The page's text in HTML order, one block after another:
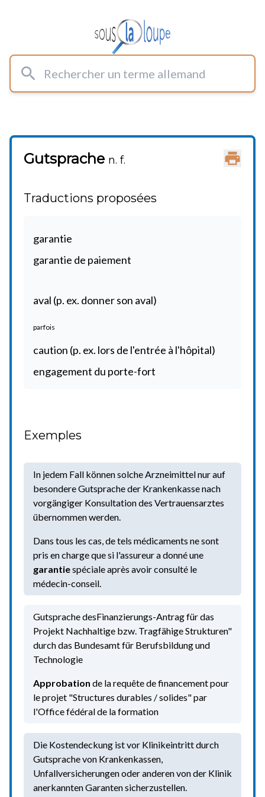
Rechercher un terme allemand
Gutsprache n. f.
Traductions proposées
garantie
garantie de paiement
aval (p. ex. donner son aval)
parfois
caution (p. ex. lors de l'entrée à l'hôpital)
engagement du porte-fort
Exemples
In jedem Fall können solche Arzneimittel nur auf
besondere Gutsprache der Krankenkasse nach
vorgängiger Konsultation des Vertrauensarztes
übernommen werden.
Dans tous les cas, de tels médicaments ne sont
pris en charge que si l'assureur a donné une
garantiespéciale après avoir consulté le
médecin-conseil.
Gutsprache desFinanzierungs-Antrag für das
Projekt Nachhaltige bzw. Tragfähige Strukturen"
durch das Bundesamt für Berufsbildung und
Technologie
Approbation de la requête de financement pour
le projet "Structures durables / solides" par
l'Office fédéral de la formation
Die Kostendeckung ist vor Klinikeintritt durch
Gutsprache von Krankenkassen,
Unfallversicherungen oder anderen von der Klinik
anerkannten Garanten sicherzustellen.